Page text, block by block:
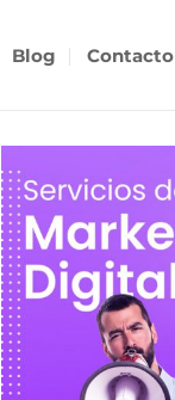
Blog Contacto